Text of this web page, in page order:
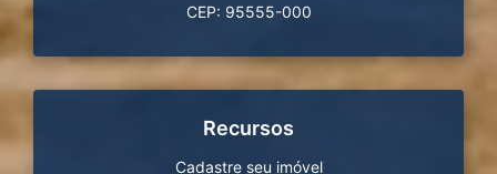
CEP: 95555-000
Recursos
Cadastre seu imóvel